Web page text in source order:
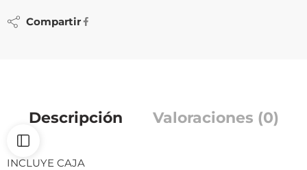
Compartir
Descripción Valoraciones (0)
INCLUYE CAJA